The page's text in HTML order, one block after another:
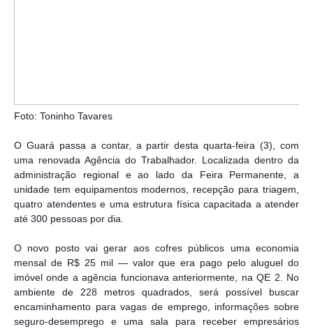
Foto: Toninho Tavares
O Guará passa a contar, a partir desta quarta-feira (3), com
uma renovada Agência do Trabalhador. Localizada dentro da
administração regional e ao lado da Feira Permanente, a
unidade tem equipamentos modernos, recepção para triagem,
quatro atendentes e uma estrutura física capacitada a atender
até 300 pessoas por dia.
O novo posto vai gerar aos cofres públicos uma economia
mensal de R$ 25 mil — valor que era pago pelo aluguel do
imóvel onde a agência funcionava anteriormente, na QE 2. No
ambiente de 228 metros quadrados, será possível buscar
encaminhamento para vagas de emprego, informações sobre
seguro-desemprego e uma sala para receber empresários